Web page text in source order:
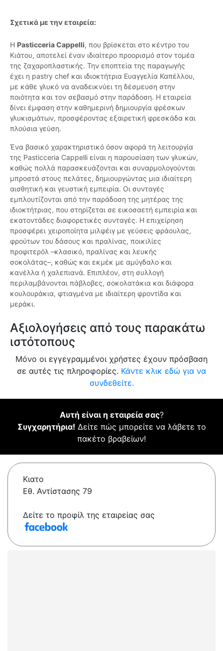
Σχετικά με την εταιρεία:
Η Pasticceria Cappelli, που βρίσκεται στο κέντρο του
Κιάτου, αποτελεί έναν ιδιαίτερο προορισμό στον τομέα
της ζαχαροπλαστικής. Την εποπτεία της παραγωγής
έχει η pastry chef και ιδιοκτήτρια Ευαγγελία Καπέλλου,
με κάθε γλυκό να αναδεικνύει τη δέσμευση στην
ποιότητα και τον σεβασμό στην παράδοση. Η εταιρεία
δίνει έμφαση στην καθημερινή δημιουργία φρέσκων
γλυκισμάτων, προσφέροντας εξαιρετική φρεσκάδα και
πλούσια γεύση.
Ένα βασικό χαρακτηριστικό όσον αφορά τη λειτουργία
της Pasticceria Cappelli είναι η παρουσίαση των γλυκών,
καθώς πολλά παρασκευάζονται και συναρμολογούνται
μπροστά στους πελάτες, δημιουργώντας μια ιδιαίτερη
αισθητική και γευστική εμπειρία. Οι συνταγές
εμπλουτίζονται από την παράδοση της μητέρας της
ιδιοκτήτριας, που στηρίζεται σε εικοσαετή εμπειρία και
εκατοντάδες διαφορετικές συνταγές. Η επιχείρηση
προσφέρει χειροποίητα μιλφέιγ με γεύσεις φράουλας,
φρούτων του δάσους και πραλίνας, ποικιλίες
προφιτερόλ –κλασικό, πραλίνας και λευκής
σοκολάτας–, καθώς και εκμέκ με αμύγδαλο και
κανέλλα ή χαλεπιανά. Επιπλέον, στη συλλογή
περιλαμβάνονται πάβλοβες, σοκολατάκια και διάφορα
κουλουράκια, φτιαγμένα με ιδιαίτερη φροντίδα και
μεράκι.
Αξιολογήσεις από τους παρακάτω
ιστότοπους
Μόνο οι εγγεγραμμένοι χρήστες έχουν πρόσβαση
σε αυτές τις πληροφορίες. Κάντε κλικ εδώ για να
συνδεθείτε.
Αυτή είναι η εταιρεία σας?
Συγχαρητήρια! Δείτε πώς μπορείτε να λάβετε το
πακέτο βραβείων!
Κιατο
Εθ. Αντίστασης 79
Δείτε το προφίλ της εταιρείας σας